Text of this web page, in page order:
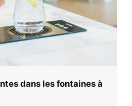
dans les fontaines à